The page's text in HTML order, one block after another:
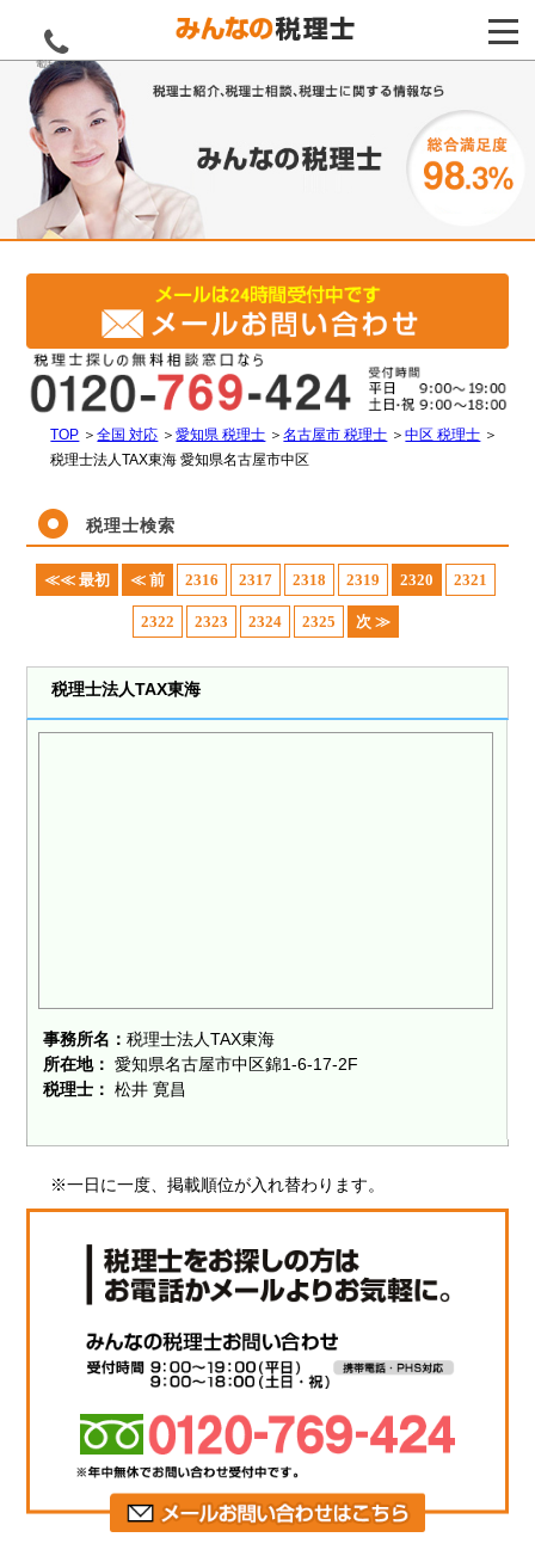
電話をする
TOP ＞全国 対応 ＞愛知県 税理士 ＞名古屋市 税理士 ＞中区 税理士 ＞
税理士法人TAX東海 愛知県名古屋市中区
税理士検索
≪≪ 最初 ≪ 前 2316 2317 2318 2319 2320 2321
2322 2323 2324 2325 次 ≫
税理士法人TAX東海
事務所名：税理士法人TAX東海
所在地： 愛知県名古屋市中区錦1-6-17-2F
税理士： 松井 寛昌
※一日に一度、掲載順位が入れ替わります。